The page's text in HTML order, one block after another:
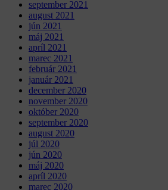
september 2021
august 2021
jún 2021
máj 2021
apríl 2021
marec 2021
február 2021
január 2021
december 2020
november 2020
október 2020
september 2020
august 2020
júl 2020
jún 2020
máj 2020
apríl 2020
marec 2020